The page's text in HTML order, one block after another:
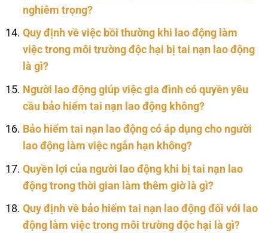
nghiêm trọng?
Quy định về việc bồi thường khi lao động làm
việc trong môi trường độc hại bị tai nạn lao động
là gì?
Người lao động giúp việc gia đình có quyền yêu
cầu bảo hiểm tai nạn lao động không?
Bảo hiểm tai nạn lao động có áp dụng cho người
lao động làm việc ngắn hạn không?
Quyền lợi của người lao động khi bị tai nạn lao
động trong thời gian làm thêm giờ là gì?
Quy định về bảo hiểm tai nạn lao động đối với lao
động làm việc trong môi trường độc hại là gì?